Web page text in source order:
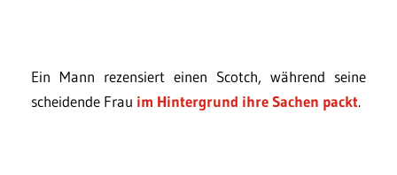
Ein Mann rezensiert einen Scotch, während seine
scheidende Frau im Hintergrund ihre Sachen packt.